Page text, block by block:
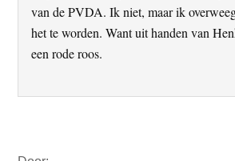
van de PVDA. Ik niet, maar ik
het te worden. Want uit handen van
een rode roos.